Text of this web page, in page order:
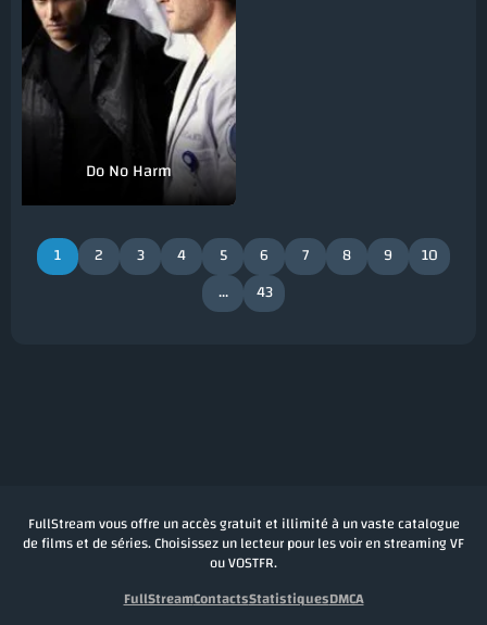
Do No Harm
1 2 3 4 5 6 7 8 9
10
...
43
FullStream vous offre un accès gratuit et illimité à un vaste catalogue
de films et de séries. Choisissez un lecteur pour les voir en streaming VF
ou VOSTFR.
FullStreamContactsStatistiquesDMCA